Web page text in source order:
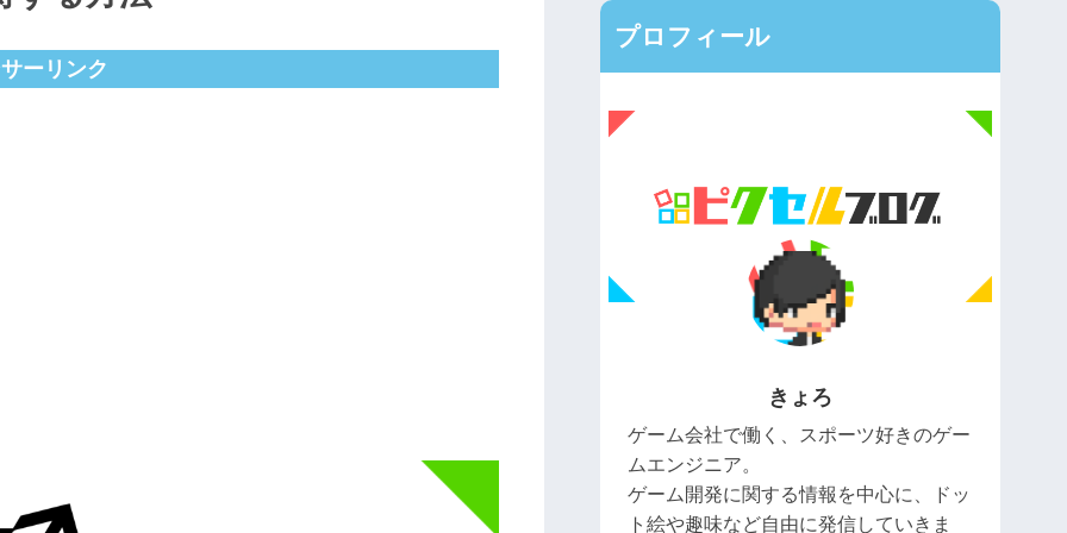
ーリンク
プロフィール
きょろ
ゲーム会社で働く、スポーツ好きのゲー
ムエンジニア。
ゲーム開発に関する情報を中心に、ドッ
ト絵や趣味など自由に発信していきま